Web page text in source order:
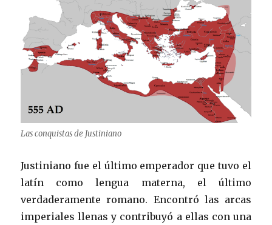
Las conquistas de Justiniano
Justiniano fue el último emperador que tuvo el
latín como lengua materna, el último
verdaderamente romano. Encontró las arcas
imperiales llenas y contribuyó a ellas con una